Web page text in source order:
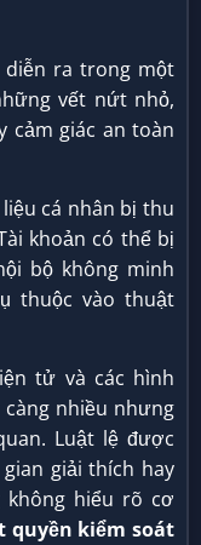
diễn ra trong một
vết nứt nhỏ,
cảm giác an toàn
cá nhân bị thu
khoản có thể bị
bộ không minh
thuộc vào thuật
tử và các hình
nhiều nhưng
Luật lệ được
giải thích hay
hiểu rõ cơ
quyền kiểm soát